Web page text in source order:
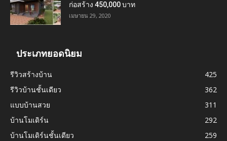
ก่อสร้าง 450,000 บาท
เมษายน 29, 2020
ประเภทยอดนิยม
รีวิวสร้างบ้าน
425
รีวิวบ้านชั้นเดียว
362
แบบบ้านสวย
311
บ้านโมเดิร์น
292
บ้านโมเดิร์นชั้นเดียว
259